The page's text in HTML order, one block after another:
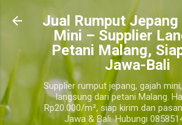
Langsung ke konten
​Jual Rumput Jepang
Mini – Supplier
Petani Malang,
Jawa-Bali
Supplier rumput jepang, gajah
langsung dari petani Malang.
Rp20.000/m², siap kirim dan
Jawa & Bali. Hubungi